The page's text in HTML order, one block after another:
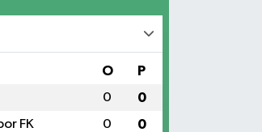
O P
0 0
FK 0 0